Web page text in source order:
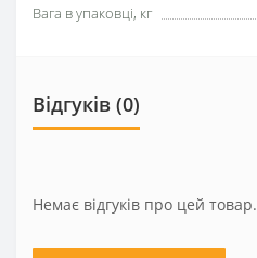
Вага в упаковці, кг
Відгуків (0)
Немає відгуків про цей товар.